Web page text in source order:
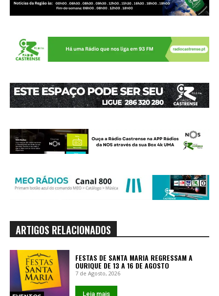
ARTIGOS RELACIONADOS
FESTAS DE SANTA MARIA REGRESSAM A
OURIQUE DE 13 A 16 DE AGOSTO
7 de Agosto, 2026
Leia mais